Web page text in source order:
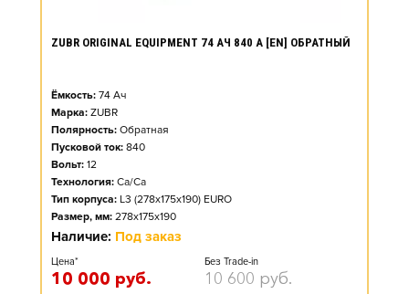
ZUBR ORIGINAL EQUIPMENT 74 АЧ 840 А [EN] ОБРАТНЫЙ
Ёмкость: 74 Ач
Марка: ZUBR
Полярность: Обратная
Пусковой ток: 840
Вольт: 12
Технология: Ca/Ca
Тип корпуса: L3 (278x175x190) EURO
Размер, мм: 278x175x190
Наличие: Под заказ
Цена*
10 000 руб.
Без Trade-in
10 600 руб.